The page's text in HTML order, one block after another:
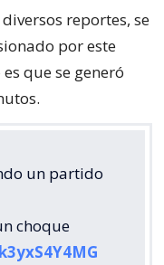
reportes, se
por este
que se generó
un partido
choque